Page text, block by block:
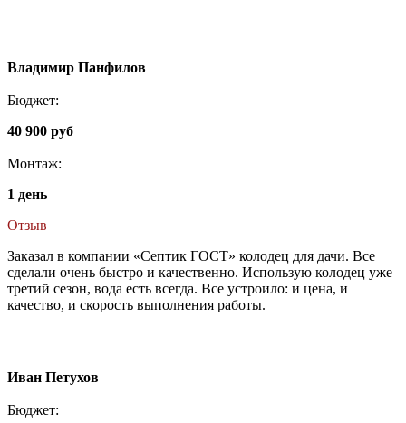
Владимир Панфилов
Бюджет:
40 900 руб
Монтаж:
1 день
Отзыв
Заказал в компании «Септик ГОСТ» колодец для дачи. Все
сделали очень быстро и качественно. Использую колодец уже
третий сезон, вода есть всегда. Все устроило: и цена, и
качество, и скорость выполнения работы.
Иван Петухов
Бюджет: